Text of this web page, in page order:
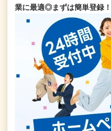
業に最適◎まずは簡単登録